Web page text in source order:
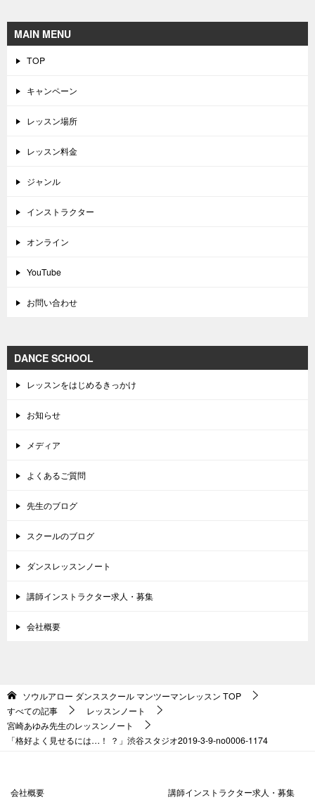
MAIN MENU
TOP
キャンペーン
レッスン場所
レッスン料金
ジャンル
インストラクター
オンライン
YouTube
お問い合わせ
DANCE SCHOOL
レッスンをはじめるきっかけ
お知らせ
メディア
よくあるご質問
先生のブログ
スクールのブログ
ダンスレッスンノート
講師インストラクター求人・募集
会社概要
ソウルアロー ダンススクール マンツーマンレッスン TOP
すべての記事
レッスンノート
宮崎あゆみ先生のレッスンノート
「格好よく見せるには…！ ？」渋谷スタジオ2019-3-9-no0006-1174
会社概要 講師インストラクター求人・募集